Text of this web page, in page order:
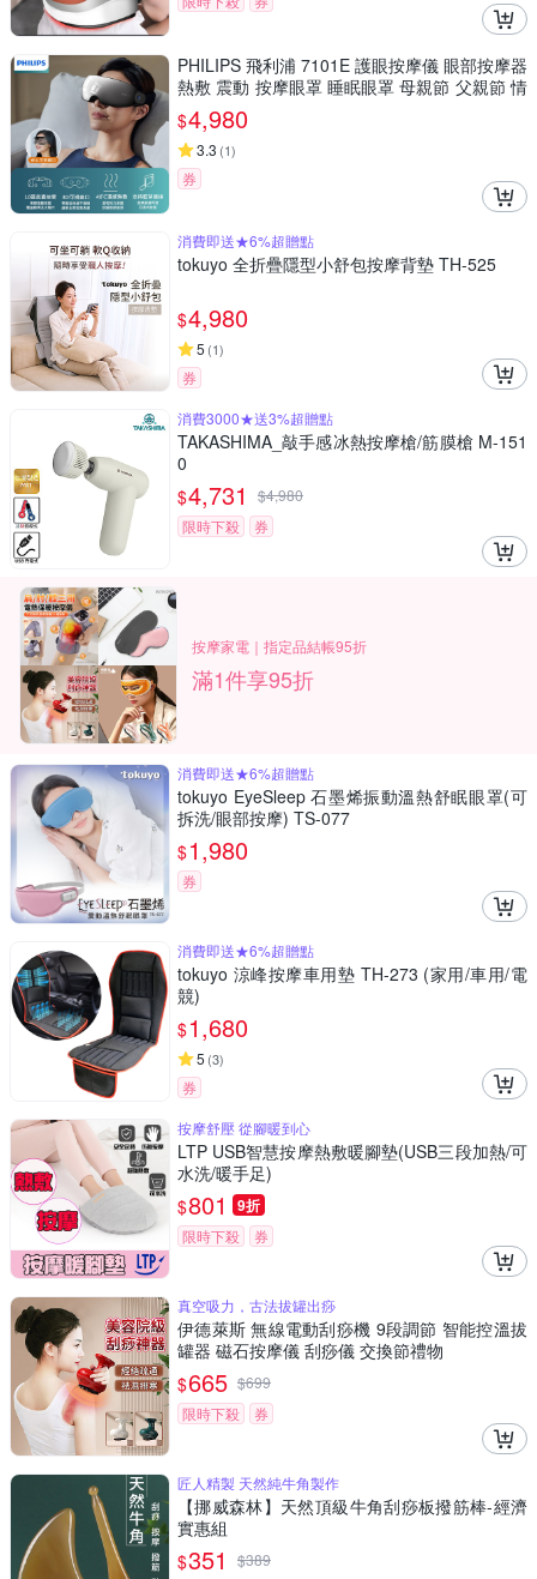
PHILIPS 飛利浦 7101E 護眼按摩儀 眼部按摩器
熱敷 震動 按摩眼罩 睡眠眼罩 母親節 父親節 情
人節 生日 聖誕節 年節 禮物
$4,980
3.3 (1)
券
消費即送★6%超贈點
tokuyo 全折疊隱型小舒包按摩背墊 TH-525
$4,980
5 (1)
券
消費3000★送3%超贈點
TAKASHIMA_敲手感冰熱按摩槍/筋膜槍 M-151
0
$4,731 $4,980
限時下殺
券
按摩家電｜指定品結帳95折
滿1件享95折
消費即送★6%超贈點
tokuyo EyeSleep 石墨烯振動溫熱舒眠眼罩(可
拆洗/眼部按摩) TS-077
$1,980
券
消費即送★6%超贈點
tokuyo 涼峰按摩車用墊 TH-273 (家用/車用/電
競)
$1,680
5 (3)
券
按摩舒壓 從腳暖到心
LTP USB智慧按摩熱敷暖腳墊(USB三段加熱/可
水洗/暖手足)
$801 9折
限時下殺 券
真空吸力，古法拔罐出痧
伊德萊斯 無線電動刮痧機 9段調節 智能控溫拔
罐器 磁石按摩儀 刮痧儀 交換節禮物
$665 $699
限時下殺
券
匠人精製 天然純牛角製作
【挪威森林】天然頂級牛角刮痧板撥筋棒-經濟
實惠組
$351 $389